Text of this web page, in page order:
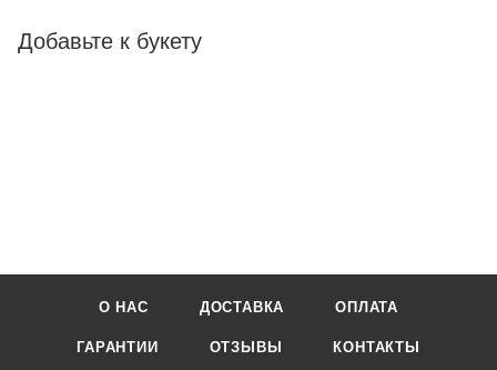
Добавьте к букету
О НАС ДОСТАВКА ОПЛАТА
ГАРАНТИИ ОТЗЫВЫ КОНТАКТЫ